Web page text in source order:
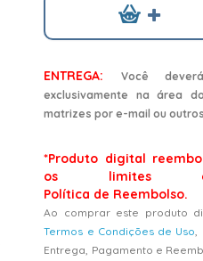
ENTREGA:
Você
exclusivamente na área
matrizes por e-mail ou
*Produto digital
os limites
Política de Reembolso.
Ao comprar este produto
Termos e Condições de Uso,
Entrega, Pagamento e